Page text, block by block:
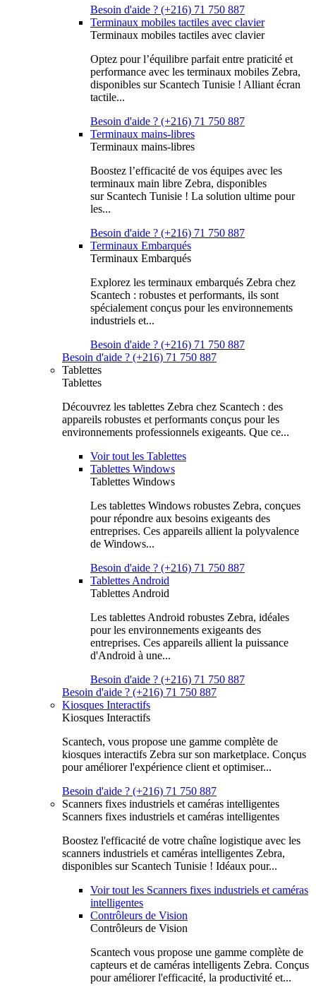
Besoin d'aide ? (+216) 71 750 887
Terminaux mobiles tactiles avec clavier
Terminaux mobiles tactiles avec clavier
Optez pour l’équilibre parfait entre praticité et
performance avec les terminaux mobiles Zebra,
disponibles sur Scantech Tunisie ! Alliant écran
tactile...
Besoin d'aide ? (+216) 71 750 887
Terminaux mains-libres
Terminaux mains-libres
Boostez l’efficacité de vos équipes avec les
terminaux main libre Zebra, disponibles
sur Scantech Tunisie ! La solution ultime pour
les...
Besoin d'aide ? (+216) 71 750 887
Terminaux Embarqués
Terminaux Embarqués
Explorez les terminaux embarqués Zebra chez
Scantech : robustes et performants, ils sont
spécialement conçus pour les environnements
industriels et...
Besoin d'aide ? (+216) 71 750 887
Besoin d'aide ? (+216) 71 750 887
Tablettes
Tablettes
Découvrez les tablettes Zebra chez Scantech : des
appareils robustes et performants conçus pour les
environnements professionnels exigeants. Que ce...
Voir tout les Tablettes
Tablettes Windows
Tablettes Windows
Les tablettes Windows robustes Zebra, conçues
pour répondre aux besoins exigeants des
entreprises. Ces appareils allient la polyvalence
de Windows...
Besoin d'aide ? (+216) 71 750 887
Tablettes Android
Tablettes Android
Les tablettes Android robustes Zebra, idéales
pour les environnements exigeants des
entreprises. Ces appareils allient la puissance
d'Android à une...
Besoin d'aide ? (+216) 71 750 887
Besoin d'aide ? (+216) 71 750 887
Kiosques Interactifs
Kiosques Interactifs
Scantech, vous propose une gamme complète de
kiosques interactifs Zebra sur son marketplace. Conçus
pour améliorer l'expérience client et optimiser...
Besoin d'aide ? (+216) 71 750 887
Scanners fixes industriels et caméras intelligentes
Scanners fixes industriels et caméras intelligentes
Boostez l'efficacité de votre chaîne logistique avec les
scanners industriels et caméras intelligentes Zebra,
disponibles sur Scantech Tunisie ! Idéaux pour...
Voir tout les Scanners fixes industriels et caméras
intelligentes
Contrôleurs de Vision
Contrôleurs de Vision
Scantech vous propose une gamme complète de
capteurs et de caméras intelligents Zebra. Conçus
pour améliorer l'efficacité, la productivité et...